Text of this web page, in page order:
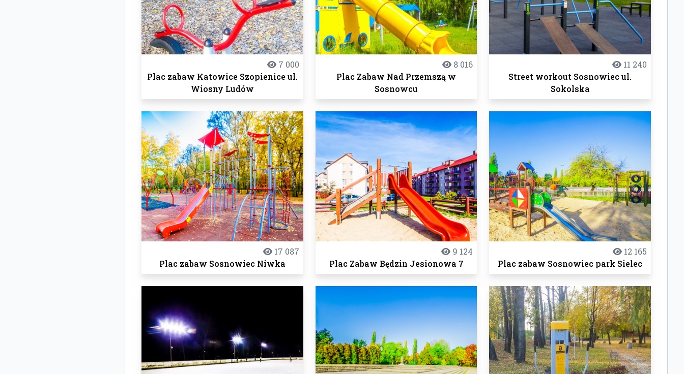
7 000
Plac zabaw Katowice Szopienice ul.
Wiosny Ludów
8 016
Plac Zabaw Nad Przemszą w
Sosnowcu
11 240
Street workout Sosnowiec ul.
Sokolska
17 087
Plac zabaw Sosnowiec Niwka
9 124
Plac Zabaw Będzin Jesionowa 7
12 165
Plac zabaw Sosnowiec park Sielec